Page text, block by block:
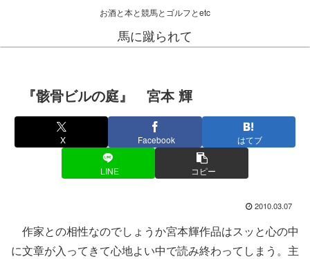
お酒と本と競馬とゴルフとetc
馬に蹴られて
『骸骨ビルの庭』 宮本 輝
X Facebook はてブ
LINE コピー
2010.03.07
作家との相性なのでしょうか宮本輝作品はスッと心の中
に文章が入ってきて心地よい中で読み終わってしまう。主